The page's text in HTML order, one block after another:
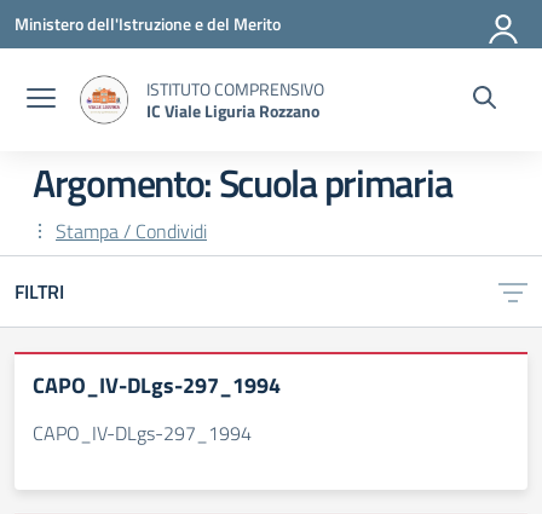
Vai ai contenuti
Vai al menu di navigazione
Vai al footer
Ministero dell'Istruzione e del Merito
ISTITUTO COMPRENSIVO
IC Viale Liguria Rozzano
Argomento: Scuola primaria
Stampa / Condividi
FILTRI
CAPO_IV-DLgs-297_1994
CAPO_IV-DLgs-297_1994